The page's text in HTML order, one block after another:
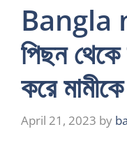
Bangla
পিছন
করে
April 21, 2023 by